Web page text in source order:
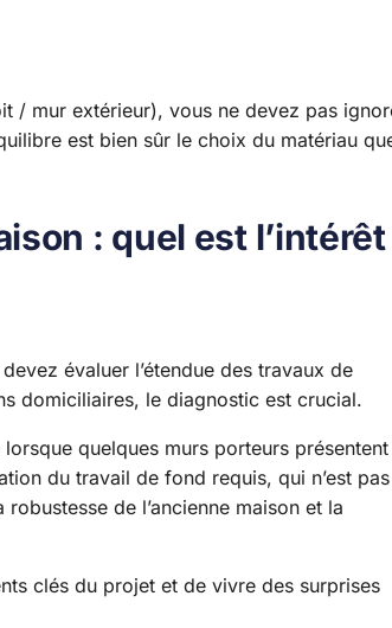
/ mur extérieur), vous ne devez pas
est bien sûr le choix du matériau
: quel est l’intérêt
évaluer l’étendue des travaux de
domiciliaires, le diagnostic est crucial.
quelques murs porteurs présentent
du travail de fond requis, qui n’est pas
de l’ancienne maison et la
clés du projet et de vivre des surprises